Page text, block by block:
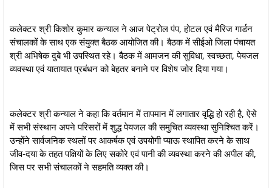
कलेक्टर श्री किशोर कुमार कन्याल ने आज पेट्रोल पंप, होटल एवं मैरिज गार्डन
संचालकों के साथ एक संयुक्त बैठक आयोजित की। बैठक में सीईओ जिला पंचायत
श्री अभिषेक दुबे भी उपस्थित रहे। बैठक में आमजन की सुविधा, स्वच्छता, पेयजल
व्यवस्था एवं यातायात प्रबंधन को बेहतर बनाने पर विशेष जोर दिया गया।
कलेक्टर श्री कन्याल ने कहा कि वर्तमान में तापमान में लगातार वृद्धि हो रही है, ऐसे
में सभी संस्थान अपने परिसरों में शुद्ध पेयजल की समुचित व्यवस्था सुनिश्चित करें।
उन्होंने सार्वजनिक स्थलों पर आकर्षक एवं उपयोगी प्याऊ स्थापित करने के साथ
जीव-दया के तहत पक्षियों के लिए सकोरे एवं पानी की व्यवस्था करने की अपील की,
जिस पर सभी संचालकों ने सहमति व्यक्त की।